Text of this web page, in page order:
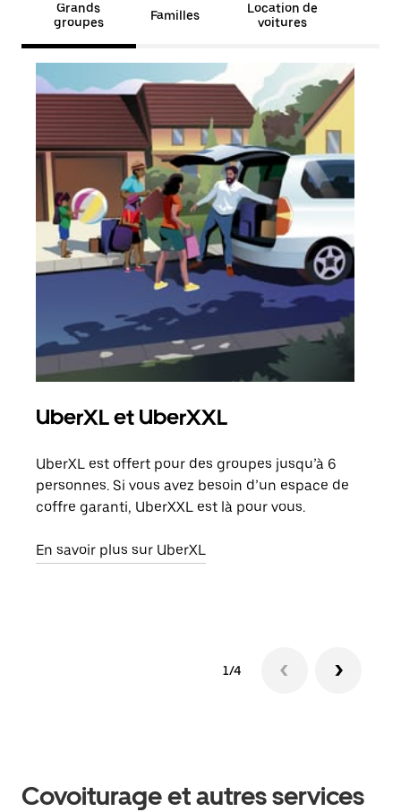
Grands
groupes
Familles
Location de
voitures
UberXL et UberXXL
UberXL est offert pour des groupes jusqu’à 6
personnes. Si vous avez besoin d’un espace de
coffre garanti, UberXXL est là pour vous.
En savoir plus sur UberXL
1/4
Covoiturage et autres services